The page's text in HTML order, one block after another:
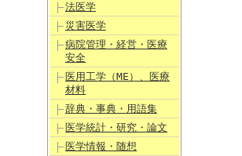
法医学
災害医学
病院管理・経営・医療
安全
医用工学（ME）、医療
材料
辞典・事典・用語集
医学統計・研究・論文
医学情報・随想